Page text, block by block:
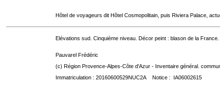
Hôtel de voyageurs dit Hôtel Cosmopolitain, puis Riviera Palace,
Elévations sud. Cinquième niveau. Décor peint : blason de la France.
Pauvarel Frédéric
(c) Région Provence-Alpes-Côte d'Azur - Inventaire général.
Immatriculation : 20160600529NUC2A Notice : IA06002615